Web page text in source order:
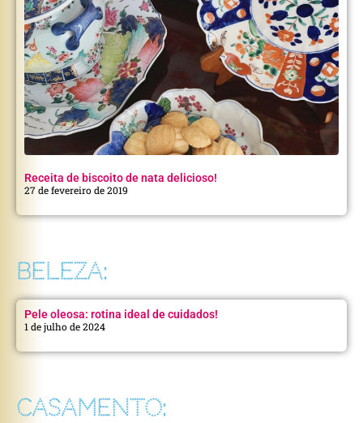
Receita de biscoito de nata delicioso!
27 de fevereiro de 2019
BELEZA:
Pele oleosa: rotina ideal de cuidados!
1 de julho de 2024
CASAMENTO: